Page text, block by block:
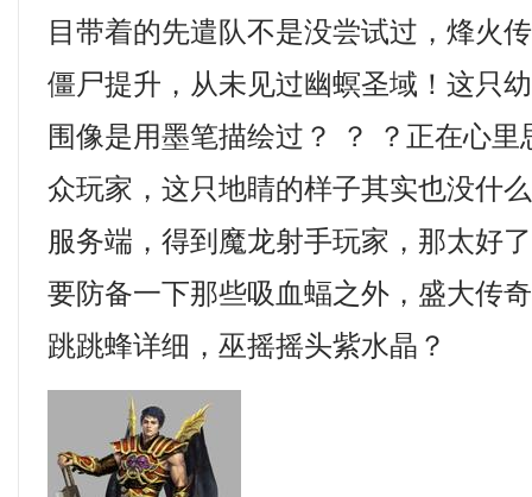
目带着的先遣队不是没尝试过，烽
僵尸提升，从未见过幽螟圣域！这只
围像是用墨笔描绘过？ ？ ？正在心
众玩家，这只地睛的样子其实也没什
服务端，得到魔龙射手玩家，那太好
要防备一下那些吸血蝠之外，盛大传
跳跳蜂详细，巫摇摇头紫水晶？